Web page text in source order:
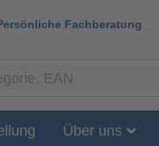
Fachberatung
Über uns